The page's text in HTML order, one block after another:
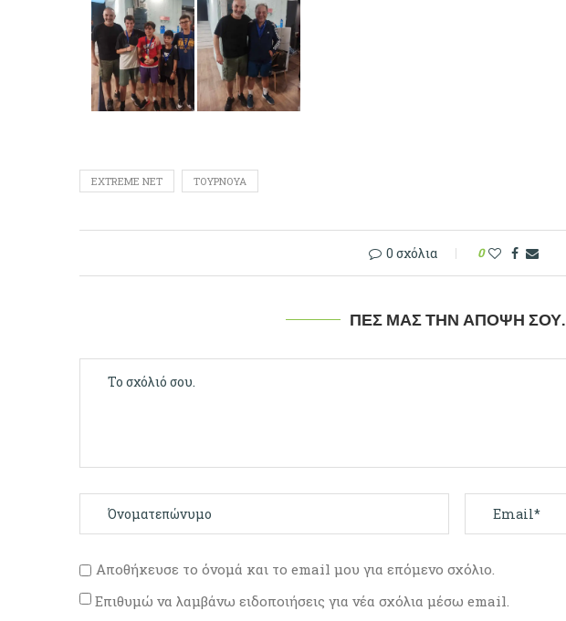
EXTREME NET ΤΟΥΡΝΟΥΆ
0 σχόλια 0
ΠΕΣ ΜΑΣ ΤΗΝ ΆΠΟΨΉ ΣΟΥ.
Αποθήκευσε το όνομά και το email μου για επόμενο σχόλιο.
Επιθυμώ να λαμβάνω ειδοποιήσεις για νέα σχόλια μέσω email.